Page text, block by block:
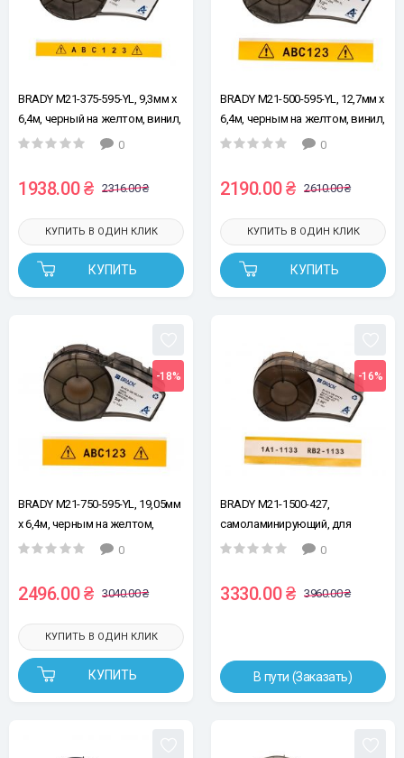
BRADY M21-375-595-YL, 9,3мм х
6,4м, черный на желтом, винил,
лента для принтеров этикеток
0
1938.00 ₴ 2316.00 ₴
КУПИТЬ
КУПИТЬ В ОДИН КЛИК
BRADY M21-500-595-YL, 12,7мм х
6,4м, черным на желтом, винил,
лента для принтеров этикеток
0
2190.00 ₴ 2610.00 ₴
КУПИТЬ
КУПИТЬ В ОДИН КЛИК
-18%
BRADY M21-750-595-YL, 19,05мм
х 6,4м, черным на желтом,
винил, лента для принтеров
0
2496.00 ₴ 3040.00 ₴
КУПИТЬ
КУПИТЬ В ОДИН КЛИК
-16%
BRADY M21-1500-427,
самоламинирующий, для
провода Ø4,0 - 8,1мм, черным
этикеток
0
3330.00 ₴ 3960.00 ₴
В пути (Заказать)